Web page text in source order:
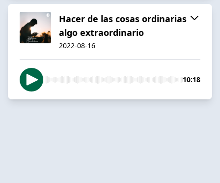
Hacer de las cosas ordinarias
algo extraordinario
2022-08-16
10:18